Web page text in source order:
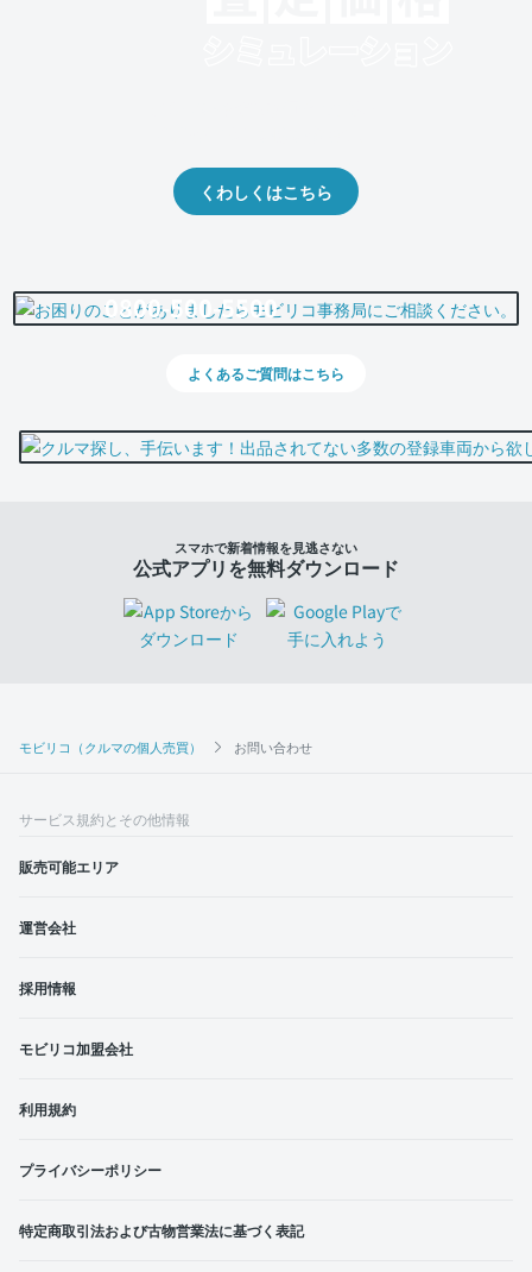
モビリコ（クルマの個人売買） お問い合わせ
くわしくはこちら
0800-500-5500
よくあるご質問はこちら
スマホで新着情報を見逃さない
公式アプリを無料ダウンロード
サービス規約とその他情報
販売可能エリア
運営会社
採用情報
モビリコ加盟会社
利用規約
プライバシーポリシー
特定商取引法および古物営業法に基づく表記